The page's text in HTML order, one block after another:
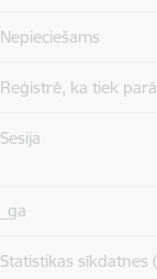
Nepieciešams
Reģistrē, ka tiek
Sesija
_ga
Statistikas sīkdatnes